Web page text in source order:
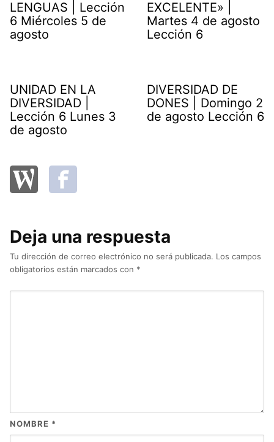
LENGUAS | Lección
6 Miércoles 5 de
agosto
EXCELENTE» |
Martes 4 de agosto
Lección 6
UNIDAD EN LA
DIVERSIDAD |
Lección 6 Lunes 3
de agosto
DIVERSIDAD DE
DONES | Domingo 2
de agosto Lección 6
Deja una respuesta
Tu dirección de correo electrónico no será publicada. Los campos
obligatorios están marcados con *
NOMBRE *